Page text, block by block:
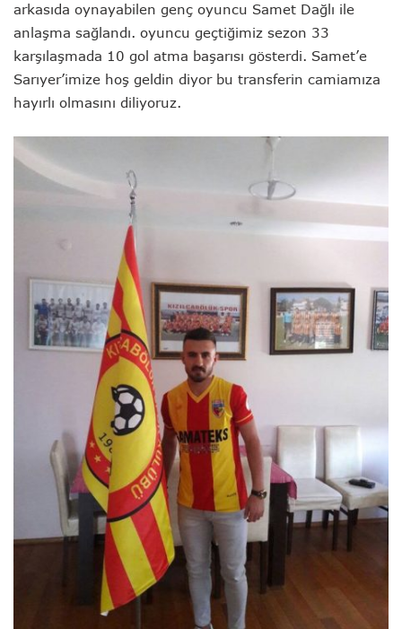
arkasıda oynayabilen genç oyuncu Samet Dağlı ile
anlaşma sağlandı. oyuncu geçtiğimiz sezon 33
karşılaşmada 10 gol atma başarısı gösterdi. Samet’e
Sarıyer’imize hoş geldin diyor bu transferin camiamıza
hayırlı olmasını diliyoruz.